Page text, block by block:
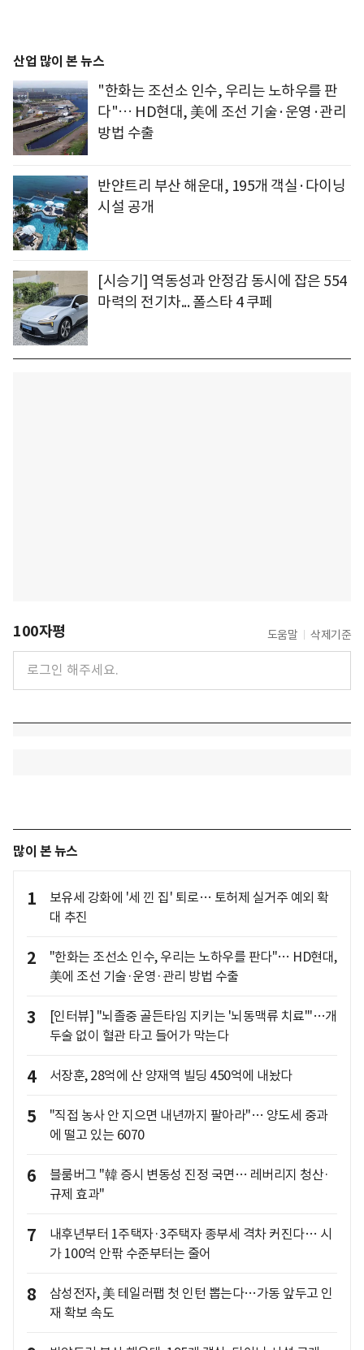
산업 많이 본 뉴스
"한화는 조선소 인수, 우리는 노하우를 판
다"… HD현대, 美에 조선 기술·운영·관리
방법 수출
반얀트리 부산 해운대, 195개 객실·다이닝
시설 공개
[시승기] 역동성과 안정감 동시에 잡은 554
마력의 전기차... 폴스타 4 쿠페
100자평 도움말 삭제기준
많이 본 뉴스
1
보유세 강화에 '세 낀 집' 퇴로… 토허제 실거주 예외 확
대 추진
2
"한화는 조선소 인수, 우리는 노하우를 판다"… HD현대,
美에 조선 기술·운영·관리 방법 수출
3
[인터뷰] "뇌졸중 골든타임 지키는 '뇌동맥류 치료'"…개
두술 없이 혈관 타고 들어가 막는다
4 서장훈, 28억에 산 양재역 빌딩 450억에 내놨다
5
"직접 농사 안 지으면 내년까지 팔아라"… 양도세 중과
에 떨고 있는 6070
6
블룸버그 "韓 증시 변동성 진정 국면… 레버리지 청산·
규제 효과"
7
내후년부터 1주택자·3주택자 종부세 격차 커진다… 시
가 100억 안팎 수준부터는 줄어
8
삼성전자, 美 테일러팹 첫 인턴 뽑는다…가동 앞두고 인
재 확보 속도